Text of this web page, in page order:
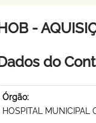
-
do
Órgão:
HOSPITAL MUNICIPAL